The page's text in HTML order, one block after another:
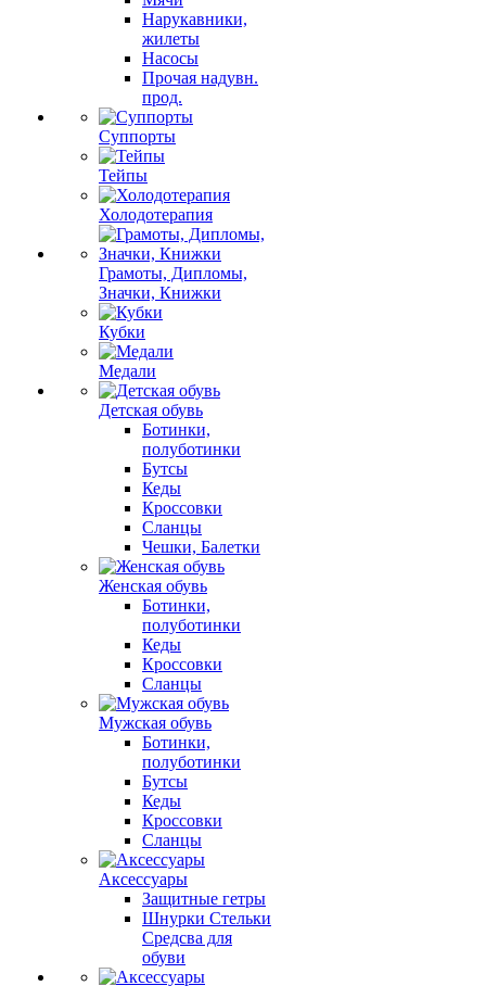
Нарукавники,
жилеты
Насосы
Прочая надувн.
прод.
Суппорты
Тейпы
Холодотерапия
Грамоты, Дипломы,
Значки, Книжки
Кубки
Медали
Детская обувь
Ботинки,
полуботинки
Бутсы
Кеды
Кроссовки
Сланцы
Чешки, Балетки
Женская обувь
Ботинки,
полуботинки
Кеды
Кроссовки
Сланцы
Мужская обувь
Ботинки,
полуботинки
Бутсы
Кеды
Кроссовки
Сланцы
Аксессуары
Защитные гетры
Шнурки Стельки
Средсва для
обуви